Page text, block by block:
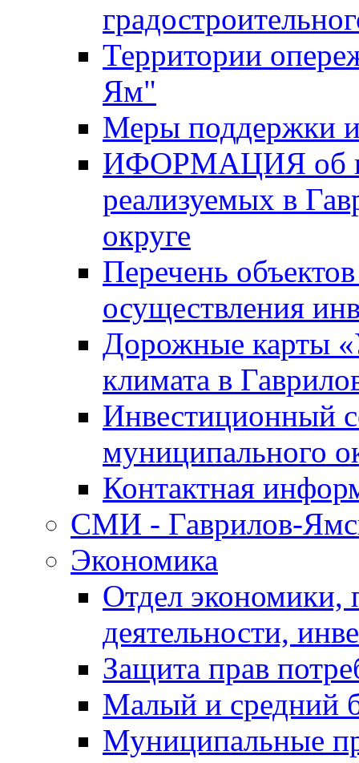
Территории
Ям"
Меры поддержки
ИФОРМАЦИЯ об
реализуемых в
округе
Перечень
осуществления
Дорожные карты
климата в
Инвестиционный
муниципального
Контактная
СМИ - Гаврилов-
Экономика
Отдел экономики,
деятельности,
Защита прав
Малый и средний
Муниципальные